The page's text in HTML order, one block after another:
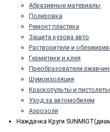
Абразивные материалы
Полировка
Ремонт пластика
Защита кузова авто
Растворители и
Герметики и клея
Преобразователи
Шумоизоляция
Краскопульты и пистолеты
Уход за автомобилем
Аэрозоли
Наждачка Круги